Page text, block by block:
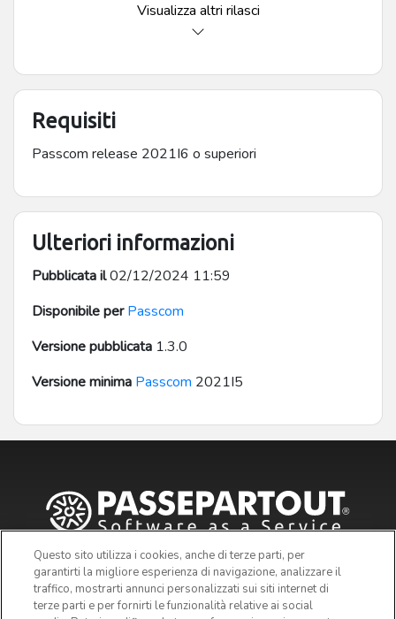
Visualizza altri rilasci
Requisiti
Passcom release 2021I6 o superiori
Ulteriori informazioni
Pubblicata il02/12/2024 11:59
Disponibile per Passcom
Versione pubblicata 1.3.0
Versione minima Passcom 2021I5
Questo sito utilizza i cookies, anche di terze parti, per
garantirti la migliore esperienza di navigazione, analizzare il
traffico, mostrarti annunci personalizzati sui siti internet di
terze parti e per fornirti le funzionalità relative ai social